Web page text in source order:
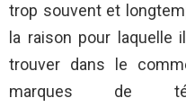
trop souvent et
la raison pour laquelle
trouver dans le
marques de